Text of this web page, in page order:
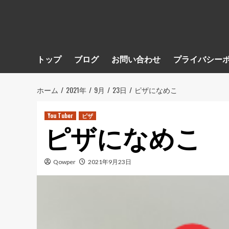
トップ ブログ お問い合わせ プライバシー
ホーム 2021年 9月 23日 ピザになめこ
You Tuber ピザ
ピザになめこ
Qowper 2021年9月23日